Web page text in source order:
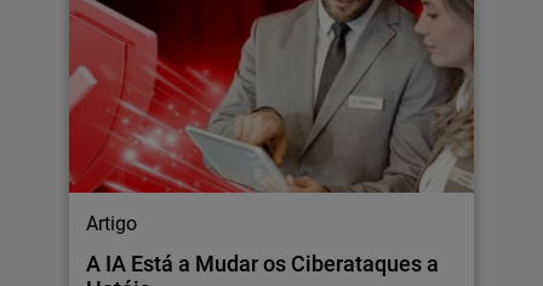
Artigo
A IA Está a Mudar os Ciberataques a